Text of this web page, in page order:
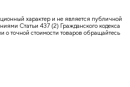
характер и не является публичной
Статьи 437 (2) Гражданского кодекса
точной стоимости товаров обращайтесь